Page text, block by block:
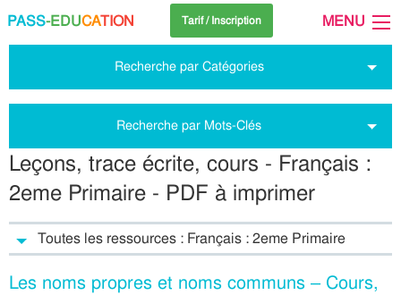
PASS-EDUCATION Tarif / Inscription MENU
Recherche par Catégories
Recherche par Mots-Clés
Leçons, trace écrite, cours - Français :
2eme Primaire - PDF à imprimer
Toutes les ressources : Français : 2eme Primaire
Les noms propres et noms communs – Cours,